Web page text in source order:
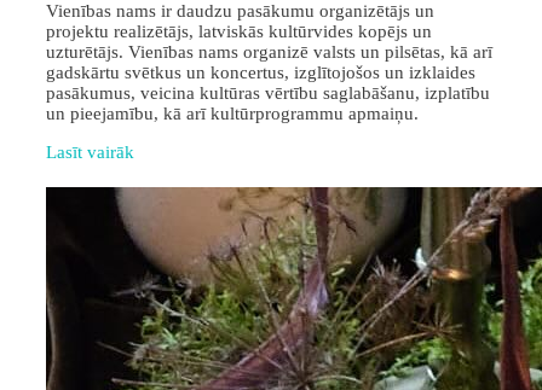
Vienības nams ir daudzu pasākumu organizētājs un
projektu realizētājs, latviskās kultūrvides kopējs un
uzturētājs. Vienības nams organizē valsts un pilsētas, kā arī
gadskārtu svētkus un koncertus, izglītojošos un izklaides
pasākumus, veicina kultūras vērtību saglabāšanu, izplatību
un pieejamību, kā arī kultūrprogrammu apmaiņu.
Lasīt vairāk